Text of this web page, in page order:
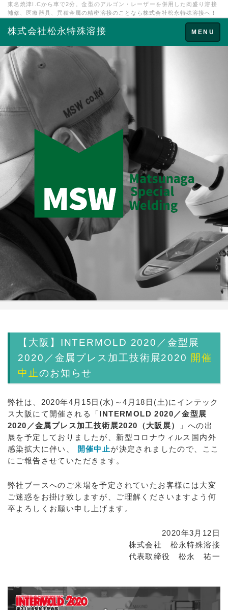
東名焼津I.Cから車で2分。金型のアルゴン・レーザーを併用した肉盛り溶接
補修、医療器具、異種金属の精密溶接のことなら株式会社松永特殊溶接へ！
Toggle
navigation
MENU
株式会社松永特殊溶接
【大阪】INTERMOLD 2020／金型展
2020／金属プレス加工技術展2020 開催
中止のお知らせ
弊社は、2020年4月15日(水)～4月18日(土)にインテック
ス大阪にて開催される「INTERMOLD 2020／金型展
2020／金属プレス加工技術展2020（大阪展）
」への出
展を予定しておりましたが、新型コロナウィルス国内外
感染拡大に伴い、
開催中止が決定されましたので、ここ
にご報告させていただきます。
弊社ブースへのご来場を予定されていたお客様には大変
ご迷惑をお掛け致しますが、ご理解くださいますよう何
卒よろしくお願い申し上げます。
2020年3月12日
株式会社 松永特殊溶接
代表取締役 松永 祐一